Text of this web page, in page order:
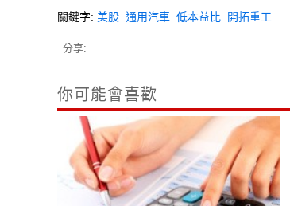
關鍵字: 美股 通用汽車 低本益比 開拓重工
分享:
你可能會喜歡